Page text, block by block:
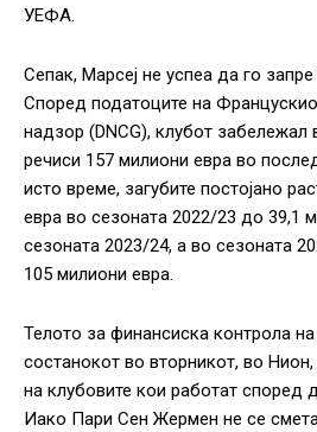
УЕФА.
Сепак, Марсеј не успеа да го
Според податоците на
надзор (DNCG), клубот забележал
речиси 157 милиони евра во
исто време, загубите постојано
евра во сезоната 2022/23 до 39,1
сезоната 2023/24, а во сезоната
105 милиони евра.
Телото за финансиска контрола
состанокот во вторникот, во Нион,
на клубовите кои работат според
Иако Пари Сен Жермен не се